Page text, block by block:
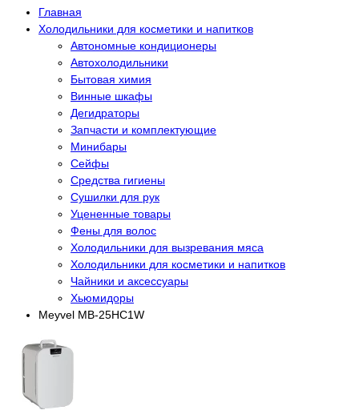
Главная
Холодильники для косметики и напитков
Автономные кондиционеры
Автохолодильники
Бытовая химия
Винные шкафы
Дегидраторы
Запчасти и комплектующие
Минибары
Сейфы
Средства гигиены
Сушилки для рук
Уцененные товары
Фены для волос
Холодильники для вызревания мяса
Холодильники для косметики и напитков
Чайники и аксессуары
Хьюмидоры
Meyvel MB-25HC1W